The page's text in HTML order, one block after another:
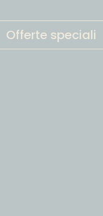
Offerte speciali